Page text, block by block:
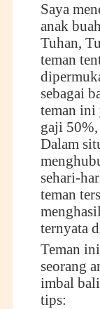
Saya
anak
Tuhan,
teman
sebagai
teman ini
gaji
Dalam
sehari-
teman
ternyata
Teman
seorang
imbal
tips: